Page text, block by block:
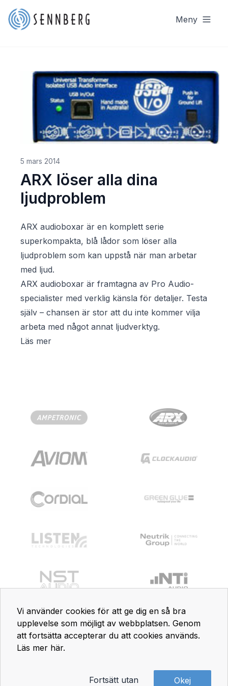
Meny
5 mars 2014
ARX löser alla dina
ljudproblem
ARX audioboxar är en komplett serie
superkompakta, blå lådor som löser alla
ljudproblem som kan uppstå när man arbetar
med ljud.
ARX audioboxar är framtagna av Pro Audio-
specialister med verklig känsla för detaljer. Testa
själv – chansen är stor att du inte kommer vilja
arbeta med något annat ljudverktyg.
Läs mer
Vi använder cookies för att ge dig en så bra
upplevelse som möjligt av webbplatsen. Genom
att fortsätta accepterar du att cookies används.
Läs mer här.
Okej
Fortsätt utan